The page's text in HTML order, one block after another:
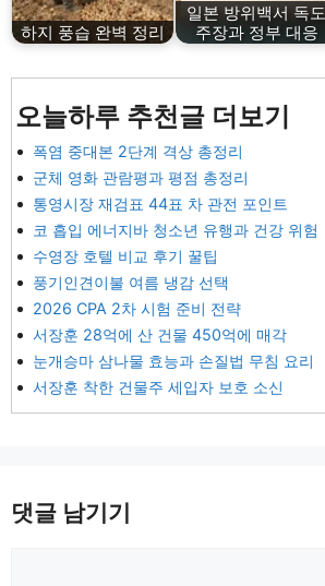
하지 풍습 완벽 정리
일본 방위백서 독도
주장과 정부 대응
오늘하루 추천글 더보기
폭염 중대본 2단계 격상 총정리
군체 영화 관람평과 평점 총정리
통영시장 재검표 44표 차 관전 포인트
코 흡입 에너지바 청소년 유행과 건강 위험
수영장 호텔 비교 후기 꿀팁
풍기인견이불 여름 냉감 선택
2026 CPA 2차 시험 준비 전략
서장훈 28억에 산 건물 450억에 매각
눈개승마 삼나물 효능과 손질법 무침 요리
서장훈 착한 건물주 세입자 보호 소신
댓글 남기기